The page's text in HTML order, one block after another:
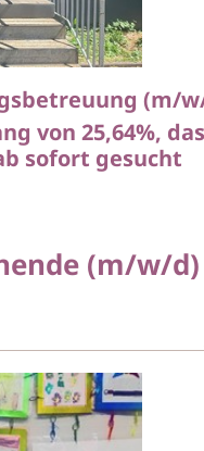
(m/
von 25,64%,
sofort gesucht
(m/w/d)